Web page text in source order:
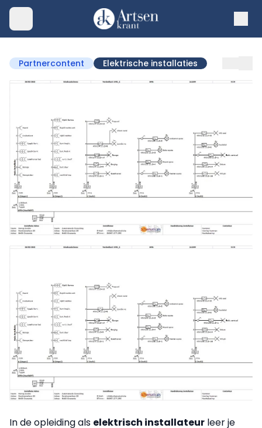
Partnercontent Elektrische installaties
In de opleiding als elektrisch installateur leer je